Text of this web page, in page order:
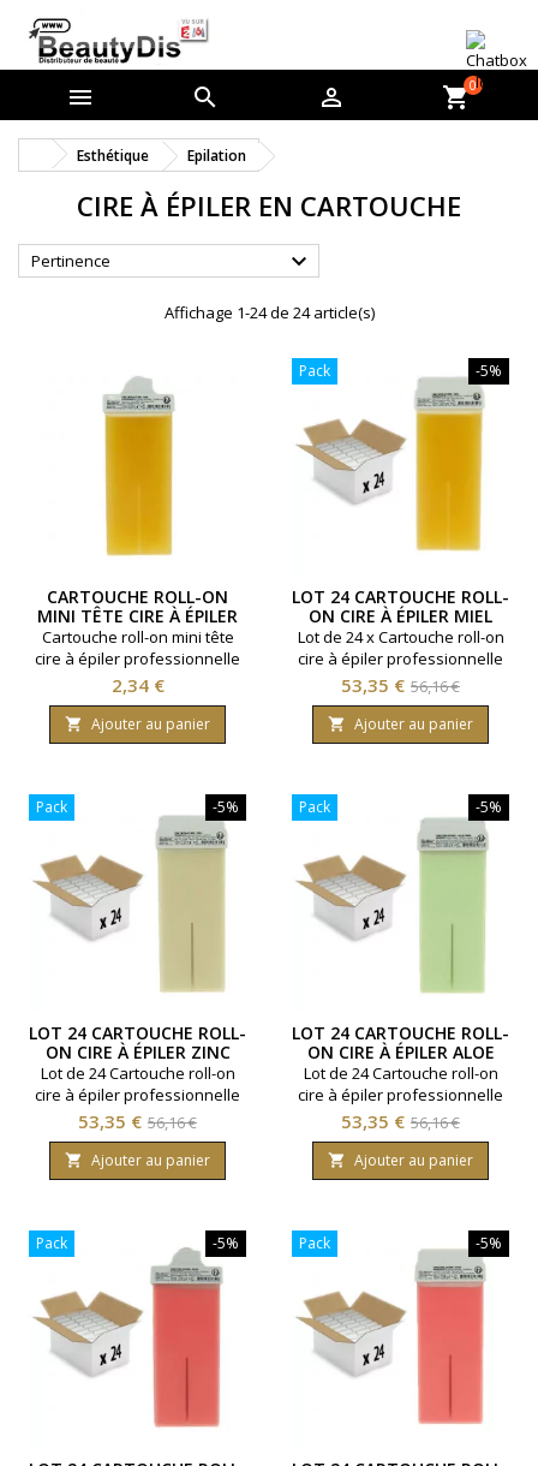
   shopping_cart0
Esthétique Epilation
CIRE À ÉPILER EN CARTOUCHE
Pertinence 
Affichage 1-24 de 24 article(s)
CARTOUCHE ROLL-ON
MINI TÊTE CIRE À ÉPILER
MIEL
Cartouche roll-on mini tête
cire à épiler professionnelle
miel. Contenance 100ml. Tous
types de peaux.
Prix
2,34 €
 Ajouter au panier
-5%
Pack
LOT 24 CARTOUCHE ROLL-
ON CIRE À ÉPILER MIEL
Lot de 24 x Cartouche roll-on
cire à épiler professionnelle
miel. Contenance 100ml. Tous
types de peaux.
Prix
53,35 € Prix
de
base
56,16 €
 Ajouter au panier
-5%
Pack
LOT 24 CARTOUCHE ROLL-
ON CIRE À ÉPILER ZINC
Lot de 24 Cartouche roll-on
cire à épiler professionnelle
Zinc. Contenance 100ml. Pour
poils fins et zones très
sensibles.
Prix
53,35 € Prix
de
base
56,16 €
 Ajouter au panier
-5%
Pack
LOT 24 CARTOUCHE ROLL-
ON CIRE À ÉPILER ALOE
VERA
Lot de 24 Cartouche roll-on
cire à épiler professionnelle
Aloe Vera.Contenance 100ml.
Pour peaux sensibles.
Prix
53,35 € Prix
de
base
56,16 €
 Ajouter au panier
-5%
Pack -5%
Pack